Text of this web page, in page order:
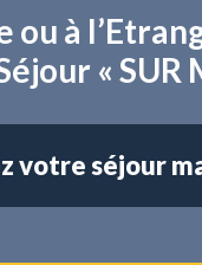
ou à
« SUR
votre séjour